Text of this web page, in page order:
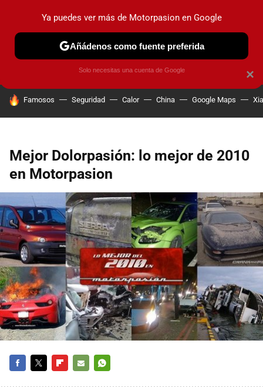
PRUEBAS COCHES ELÉCTRICOS OBSERVATORIO
HOY SE HABLA DE
Famosos Seguridad Calor China Google Maps
Mejor Dolorpasión: lo mejor de 2010
en Motorpasion
×
Ya puedes ver más de Motorpasion en Google
Añádenos como fuente preferida
Solo necesitas una cuenta de Google